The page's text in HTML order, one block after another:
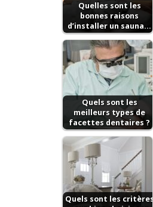
Quelles sont les
bonnes raisons
d’installer un sauna…
Quels sont les
meilleurs types de
facettes dentaires ?
Quels sont les critères